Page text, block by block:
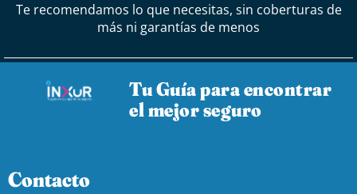
Te recomendamos lo que necesitas, sin coberturas de
más ni garantías de menos
Tu Guía para encontrar
el mejor seguro
Contacto